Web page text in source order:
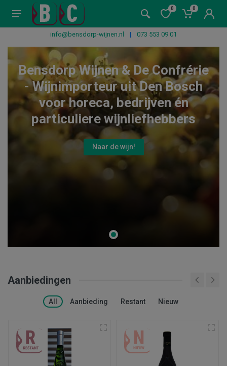
0 0
info@bensdorp-wijnen.nl | 073 553 09 01
Bensdorp Wijnen & De Confrérie
- Wijnimporteur uit Den Bosch
voor horeca, bedrijven én
particuliere wijnliefhebbers
Naar de wijn!
Aanbiedingen
All Aanbieding Restant Nieuw